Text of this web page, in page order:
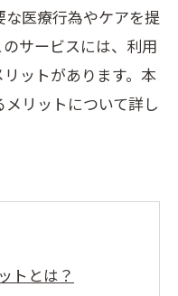
医療行為やケアを提
サービスには、利用
ットがあります。本
リットについて詳し
トとは？